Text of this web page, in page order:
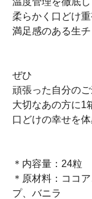
柔らかく口どけ
満足感のある生チ
ぜひ
頑張った自分の
大切なあの方に1
口どけの幸せを体
＊内容量：24粒
＊原材料：ココ
プ、バニラ